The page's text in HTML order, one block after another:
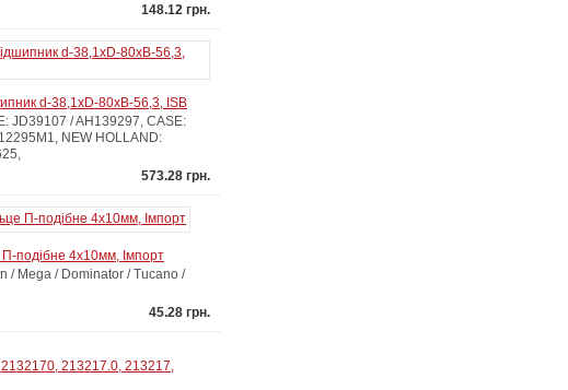
148.12 грн.
d-38,1xD-80xB-56,3, ISB
JD39107 / AH139297, CASE:
NEW HOLLAND:
573.28 грн.
подібне 4x10мм, Імпорт
Mega / Dominator / Tucano /
45.28 грн.
213217.0, 213217,